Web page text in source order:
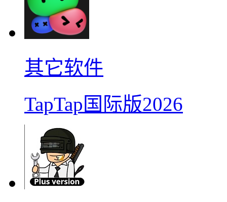
其它软件
TapTap国际版2026